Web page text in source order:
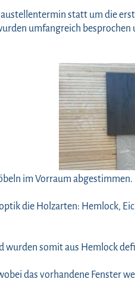
statt um die
umfangreich besprochen
im Vorraum abgestimmen.
die Holzarten: Hemlock,
wurden somit aus Hemlock
das vorhandene Fenster